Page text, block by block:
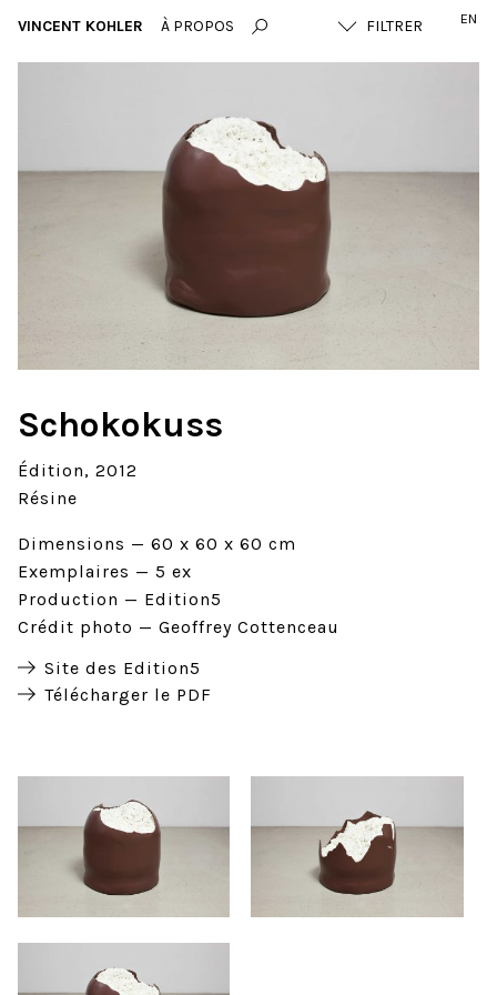
VINCENT KOHLER À PROPOS EN
Schokokuss
Édition
2012
Résine
Dimensions
60 x 60 x 60 cm
Exemplaires
5 ex
Production
Edition5
Crédit photo
Geoffrey Cottenceau
Site des Edition5
Télécharger le PDF